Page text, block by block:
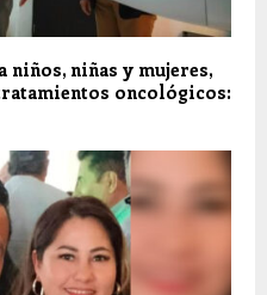
niños, niñas y mujeres,
oncológicos: